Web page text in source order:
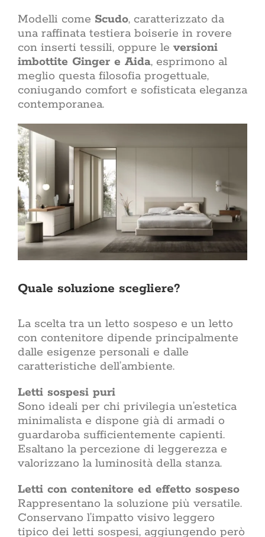
Modelli come Scudo, caratterizzato da
una raffinata testiera boiserie in rovere
con inserti tessili, oppure le versioni
imbottite Ginger e Aida, esprimono al
meglio questa filosofia progettuale,
coniugando comfort e sofisticata eleganza
contemporanea.
Quale soluzione scegliere?
La scelta tra un letto sospeso e un letto
con contenitore dipende principalmente
dalle esigenze personali e dalle
caratteristiche dell’ambiente.
Letti sospesi puri
Sono ideali per chi privilegia un’estetica
minimalista e dispone già di armadi o
guardaroba sufficientemente capienti.
Esaltano la percezione di leggerezza e
valorizzano la luminosità della stanza.
Letti con contenitore ed effetto sospeso
Rappresentano la soluzione più versatile.
Conservano l’impatto visivo leggero
tipico dei letti sospesi, aggiungendo però